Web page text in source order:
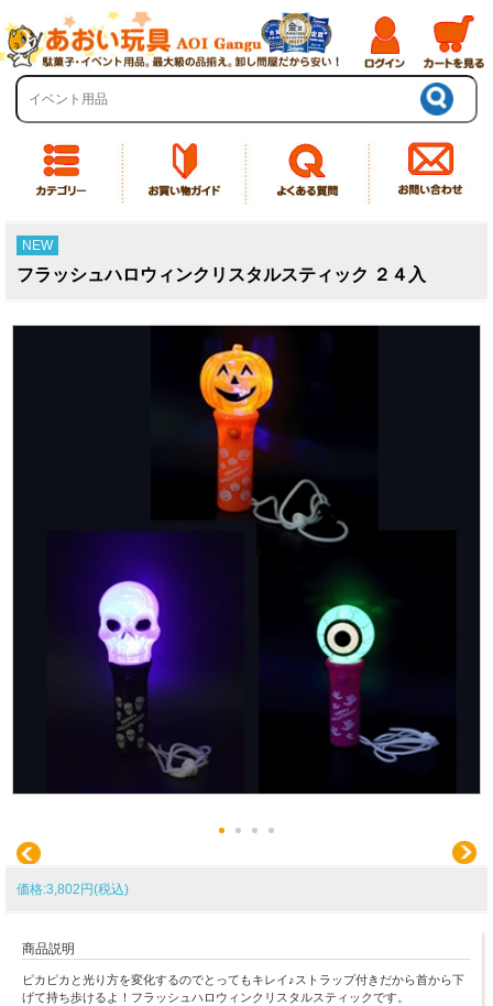
NEW
フラッシュハロウィンクリスタルスティック ２４入
価格:3,802円(税込)
商品説明
ピカピカと光り方を変化するのでとってもキレイ♪ストラップ付きだから首から下
げて持ち歩けるよ！フラッシュハロウィンクリスタルスティックです。